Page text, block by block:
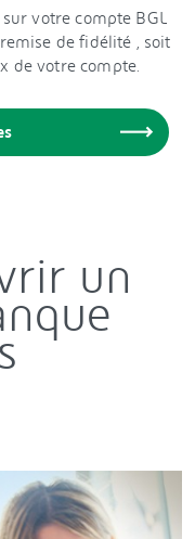
votre compte BGL
de fidélité , soit
de votre compte.
un